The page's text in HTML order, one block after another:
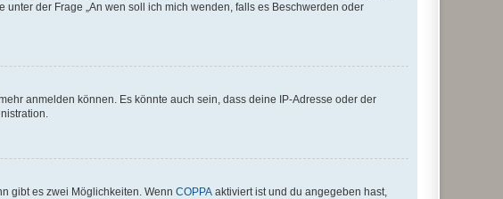
der Frage „An wen soll ich mich wenden, falls es Beschwerden oder
anmelden können. Es könnte auch sein, dass deine IP-Adresse oder der
gibt es zwei Möglichkeiten. Wenn COPPA aktiviert ist und du angegeben hast,